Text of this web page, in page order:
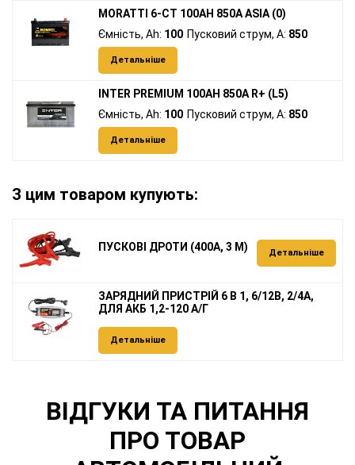
MORATTI 6-CT 100AH 850A ASIA (0)
Ємність, Ah: 100 Пусковий струм, A: 850
Детальніше
INTER PREMIUM 100AH 850A R+ (L5)
Ємність, Ah: 100 Пусковий струм, A: 850
Детальніше
З цим товаром купують:
ПУСКОВІ ДРОТИ (400А, 3 М) Детальніше
ЗАРЯДНИЙ ПРИСТРІЙ 6 В 1, 6/12В, 2/4А,
ДЛЯ АКБ 1,2-120 А/Г
Детальніше
ВІДГУКИ ТА ПИТАННЯ
ПРО ТОВАР